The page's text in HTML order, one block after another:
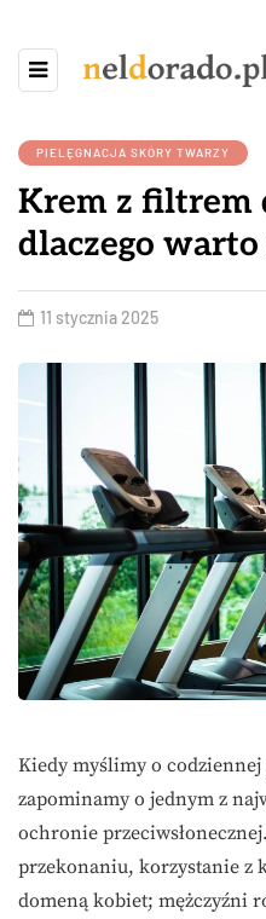
PIELĘGNACJA SKÓRY TWARZY
Krem z filtrem
dlaczego warto
11 stycznia 2025
Kiedy myślimy o
zapominamy o jednym z
ochronie
przekonaniu, korzystanie z
domeną kobiet; mężczyźni